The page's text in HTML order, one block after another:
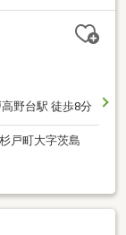
野台駅 徒歩8分
戸町大字茨島